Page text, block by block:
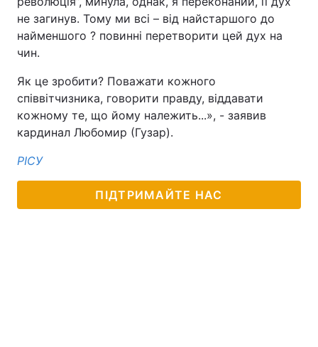
не загинув. Тому ми всі – від найстаршого до
найменшого ? повинні перетворити цей дух на
чин.
Як це зробити? Поважати кожного
співвітчизника, говорити правду, віддавати
кожному те, що йому належить...», - заявив
кардинал Любомир (Гузар).
РІСУ
ПІДТРИМАЙТЕ НАС